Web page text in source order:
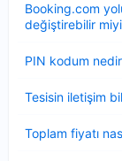
Booking.com
değiştirebilir
PIN kodum
Tesisin iletişim
Toplam fiyatı